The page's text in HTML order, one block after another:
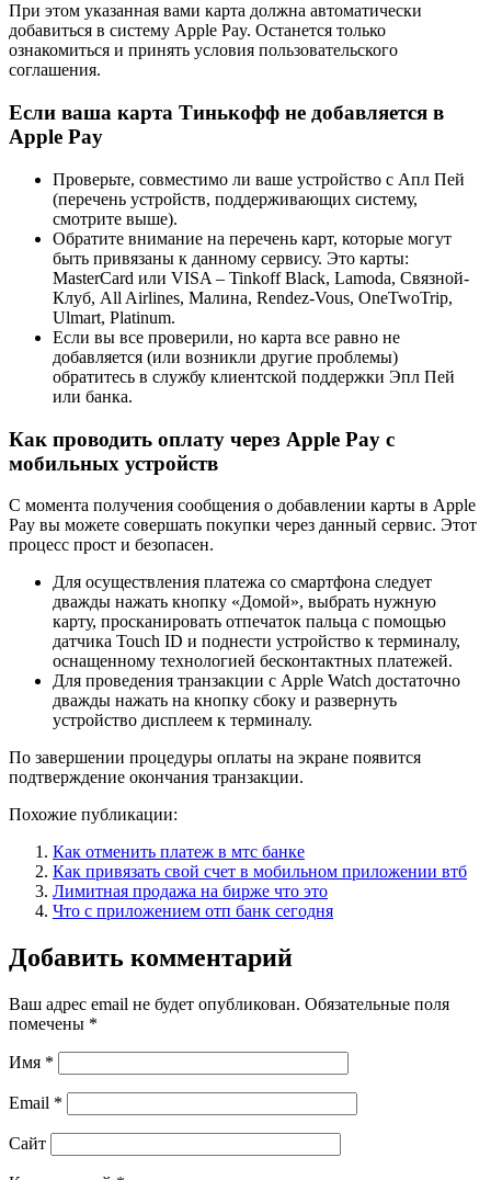
При этом указанная вами карта должна автоматически
добавиться в систему Apple Pay. Останется только
ознакомиться и принять условия пользовательского
соглашения.
Если ваша карта Тинькофф не добавляется в
Apple Pay
Проверьте, совместимо ли ваше устройство с Апл Пей
(перечень устройств, поддерживающих систему,
смотрите выше).
Обратите внимание на перечень карт, которые могут
быть привязаны к данному сервису. Это карты:
MasterCard или VISA – Tinkoff Black, Lamoda, Связной-
Клуб, All Airlines, Малина, Rendez-Vous, OneTwoTrip,
Ulmart, Platinum.
Если вы все проверили, но карта все равно не
добавляется (или возникли другие проблемы)
обратитесь в службу клиентской поддержки Эпл Пей
или банка.
Как проводить оплату через Apple Pay с
мобильных устройств
C момента получения сообщения о добавлении карты в Apple
Pay вы можете совершать покупки через данный сервис. Этот
процесс прост и безопасен.
Для осуществления платежа со смартфона следует
дважды нажать кнопку «Домой», выбрать нужную
карту, просканировать отпечаток пальца с помощью
датчика Touch ID и поднести устройство к терминалу,
оснащенному технологией бесконтактных платежей.
Для проведения транзакции с Apple Watch достаточно
дважды нажать на кнопку сбоку и развернуть
устройство дисплеем к терминалу.
По завершении процедуры оплаты на экране появится
подтверждение окончания транзакции.
Похожие публикации:
Как отменить платеж в мтс банке
Как привязать свой счет в мобильном приложении втб
Лимитная продажа на бирже что это
Что с приложением отп банк сегодня
Добавить комментарий
Ваш адрес email не будет опубликован. Обязательные поля
помечены *
Имя *
Email *
Сайт